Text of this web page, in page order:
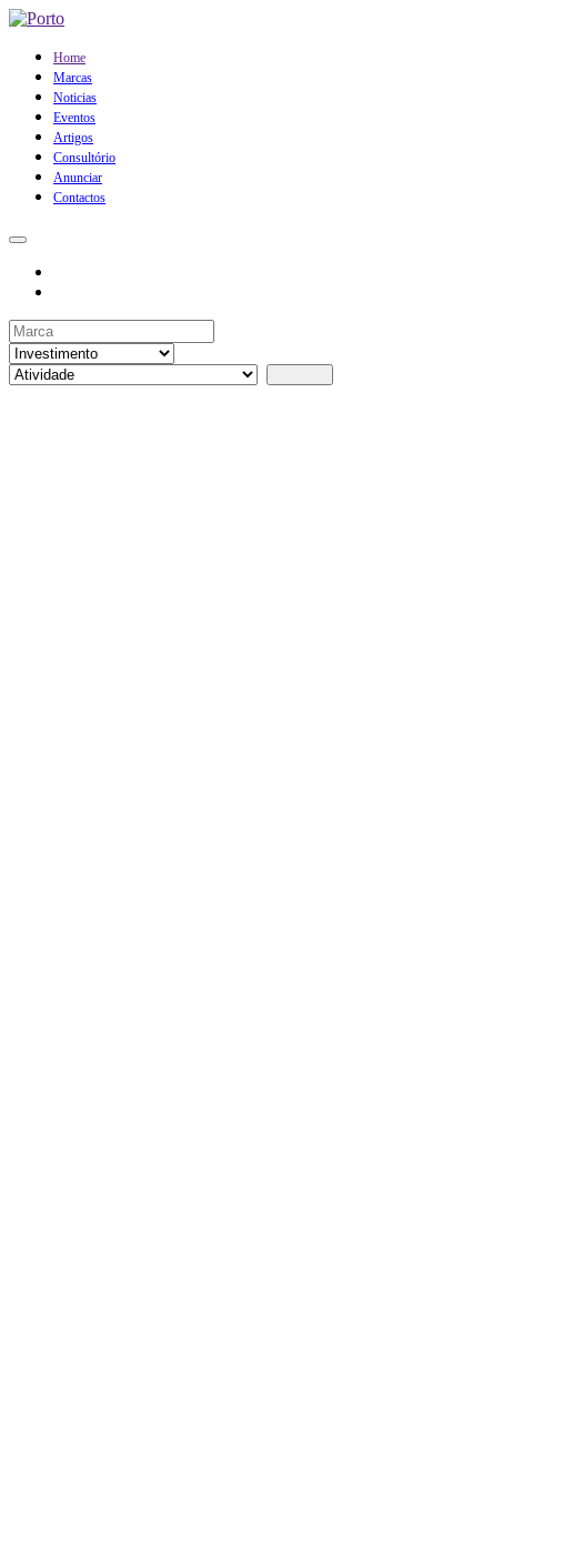
Home
Marcas
Noticias
Eventos
Artigos
Consultório
Anunciar
Contactos